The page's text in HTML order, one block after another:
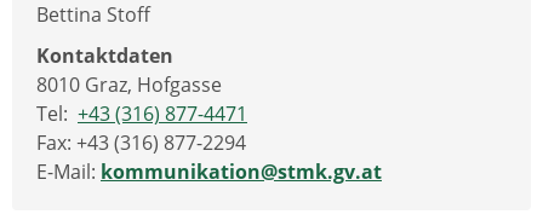
Bettina Stoff
Kontaktdaten
8010 Graz, Hofgasse
Tel: +43 (316) 877-4471
Fax: +43 (316) 877-2294
E-Mail: kommunikation@stmk.gv.at